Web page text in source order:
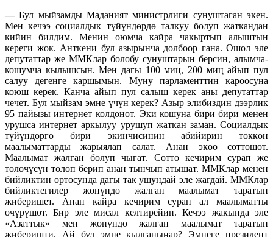
—Бул мыйзамды Маданият министрлиги сунуштаган экен.
Мен кечээ социалдык түйүндөрдө талкуу болуп жаткандан
кийин билдим. Менин оюмча кайра чакыртып алыштын
кереги жок. Анткени бул азырынча долбоор гана. Ошол эле
депутаттар же ММКлар болобу сунуштарын берсин, алымча-
кошумча кылышсын. Мен дагы 100 миң, 200 миң айып пул
салуу дегенге каршымын. Муну парламенттин кароосуна
коюш керек. Канча айып пул салыш керек аны депутаттар
чечет. Бул мыйзам эмне үчүн керек? Азыр элибиздин дээрлик
95 пайызы интернет колдонот. Эки кошуна бири бири менен
урушса интернет аркылуу урушуп жаткан заман. Социалдык
түйүндөргө бири экинчисинин абийирин төккөн
маалыматтарды жарыялап салат. Анан экөө соттошот.
Маалымат жалган болуп чыгат. Сотто кечирим сурап же
төлөчүсүн төлөп берип анан тынчып атышат. ММКлар менен
бийликтин ортосунда дагы так ушундай эле жагдай. ММКлар
бийликтегилер жөнүндө жалган маалымат таратып
жиберишет. Анан кайра кечирим сурап ал маалыматты
өчүрүшөт. Бир эле мисал келтирейин. Кечээ жакында эле
«Азаттык» мен жөнүндө жалган маалымат таратып
жиберишти. Ай бул эмне кылганыңар? Эмнеге президент